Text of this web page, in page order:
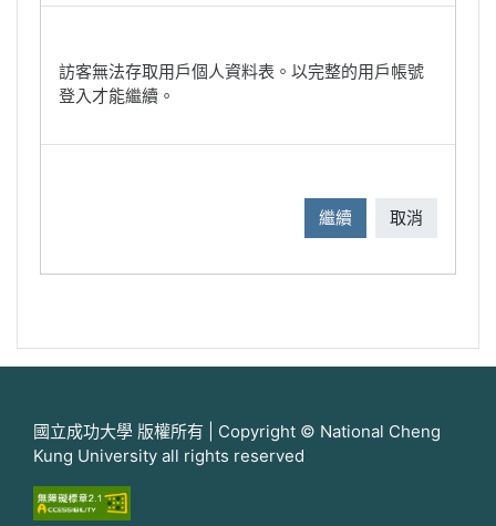
訪客無法存取用戶個人資料表。以完整的用戶帳號
登入才能繼續。
繼續 取消
國立成功大學 版權所有 | Copyright © National Cheng
Kung University all rights reserved